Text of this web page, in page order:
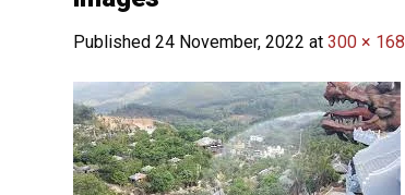
Published 24 November, 2022 at 300 × 168